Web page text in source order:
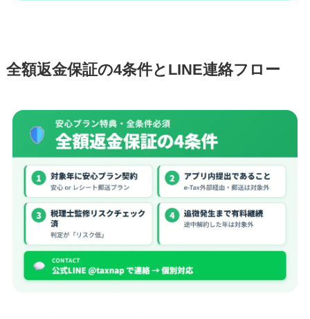
全額返金保証の4条件とLINE連絡フロー